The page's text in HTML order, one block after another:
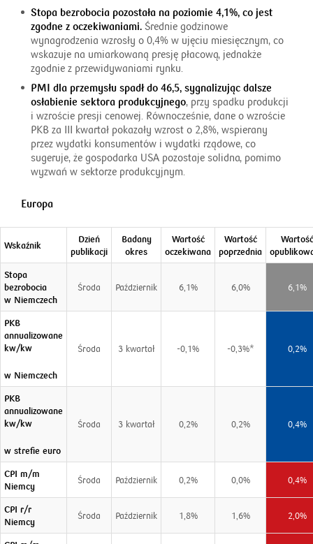
Stopa bezrobocia pozostała na poziomie 4,1%, co jest
zgodne z oczekiwaniami. Średnie godzinowe
wynagrodzenia wzrosły o 0,4% w ujęciu miesięcznym, co
wskazuje na umiarkowaną presję płacową, jednakże
zgodnie z przewidywaniami rynku.
PMI dla przemysłu spadł do 46,5, sygnalizując dalsze
osłabienie sektora produkcyjnego, przy spadku produkcji
i wzroście presji cenowej. Równocześnie, dane o wzroście
PKB za III kwartał pokazały wzrost o 2,8%, wspierany
przez wydatki konsumentów i wydatki rządowe, co
sugeruje, że gospodarka USA pozostaje solidna, pomimo
wyzwań w sektorze produkcyjnym.
Europa
Wskaźnik
Dzień
publikacji
Badany
okres
Wartość
oczekiwana
Wartość
poprzednia
Wartość
Stopa
bezrobocia
w Niemczech
Środa Październik 6,1% 6,0% 6,1%
PKB
annualizowane
kw/kw
w Niemczech
Środa 3 kwartał -0,1% -0,3%* 0,2%
PKB
annualizowane
kw/kw
w strefie euro
Środa 3 kwartał 0,2% 0,2% 0,4%
CPI m/m
Niemcy
Środa Październik 0,2% 0,0% 0,4%
CPI r/r
Niemcy
Środa Październik 1,8% 1,6% 2,0%